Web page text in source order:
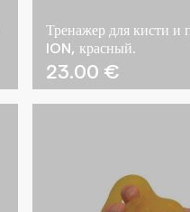
Тренажер для кисти и
ION, красный.
23.00 €